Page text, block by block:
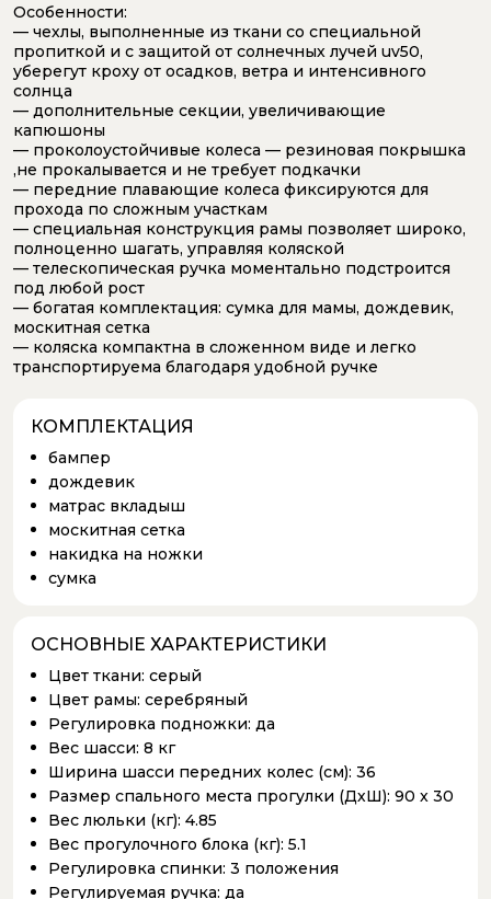
Особенности:
— чехлы, выполненные из ткани со специальной
пропиткой и с защитой от солнечных лучей uv50,
уберегут кроху от осадков, ветра и интенсивного
солнца
— дополнительные секции, увеличивающие
капюшоны
— проколоустойчивые колеса — резиновая покрышка
,не прокалывается и не требует подкачки
— передние плавающие колеса фиксируются для
прохода по сложным участкам
— специальная конструкция рамы позволяет широко,
полноценно шагать, управляя коляской
— телескопическая ручка моментально подстроится
под любой рост
— богатая комплектация: сумка для мамы, дождевик,
москитная сетка
— коляска компактна в сложенном виде и легко
транспортируема благодаря удобной ручке
КОМПЛЕКТАЦИЯ
бампер
дождевик
матрас вкладыш
москитная сетка
накидка на ножки
сумка
ОСНОВНЫЕ ХАРАКТЕРИСТИКИ
Цвет ткани: серый
Цвет рамы: серебряный
Регулировка подножки: да
Вес шасси: 8 кг
Ширина шасси передних колес (см): 36
Размер спального места прогулки (ДхШ): 90 x 30
Вес люльки (кг): 4.85
Вес прогулочного блока (кг): 5.1
Регулировка спинки: 3 положения
Регулируемая ручка: да